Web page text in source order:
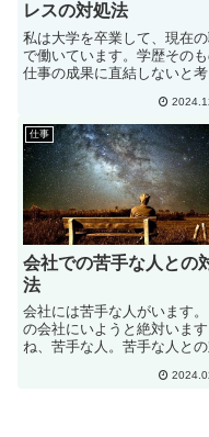
レスの対処法
私は大学を卒業して、現在
で働いています。学歴その
仕事の成果に直結しないと考
はありませんでした。しかし
場での人間関係を通じて、
意外な形でストレスの一因に
ことがあると気づきました
場...
仕事
会社での苦手な人との
法
会社には苦手な人がいます。
の会社にいようと絶対います
ね、苦手な人。苦手な人との
事で一緒になれば、仕事を進